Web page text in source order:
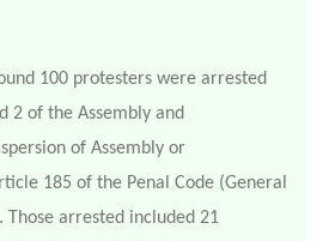
100 protesters were arrested
2 of the Assembly and
of Assembly or
185 of the Penal Code (General
arrested included 21